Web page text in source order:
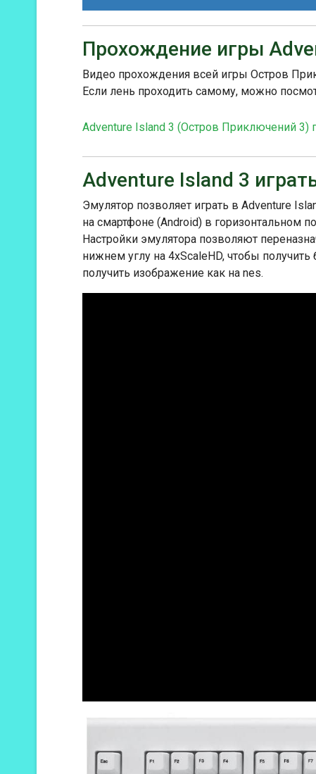
Трек 2
улучшая геймплей. Игра получила
похвалили ее за улучшенную
серии.
Прохождение игры
Видео прохождения всей игры Остров
Если лень проходить самому, можно
Adventure Island 3 (Остров Приключений 3)
Adventure Island 3
Эмулятор позволяет играть в Adventure
на смартфоне (Android) в горизонтальном
Настройки эмулятора позволяют
нижнем углу на 4xScaleHD, чтобы
получить изображение как на nes.